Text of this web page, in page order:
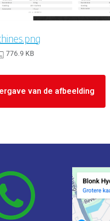
776.9 KB
van de afbeelding